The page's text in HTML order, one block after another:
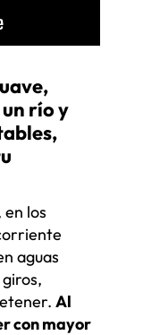
río y
los
aguas
Al
con mayor